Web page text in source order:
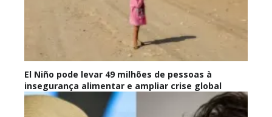
El Niño pode levar 49 milhões de pessoas à
insegurança alimentar e ampliar crise global